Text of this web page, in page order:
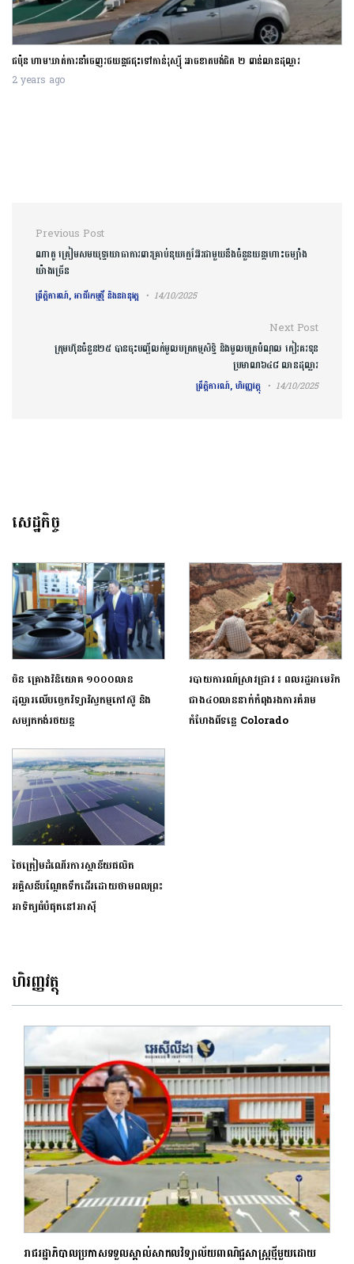
ជប៉ុន ហាមឃាត់ការនាំចេញរថយន្តជជុះទៅកាន់រុស្ស៊ី អាចខាតបង់ជិត ២ ពាន់លានដុល្លារ
2 years ago
Post navigation
Previous Post
ណាតូ ត្រៀមសមយុទ្ធយោធាការពារគ្រាប់នុយក្លេអ៊ែរជាមួយនឹងចំនួនយន្តហោះចម្បាំង
យ៉ាងច្រើន
ព្រឹត្តិការណ៍, អាជីវកម្មថ្មី និងនវានុវត្ត 14/10/2025
Next Post
ក្រុមហ៊ុនចំនួន២៥ បានចុះបញ្ជីលក់មូលបត្រកម្មសិទ្ធិ និងមូលបត្របំណុល កៀរគរទុន
ប្រមាណ៦៤៨ លានដុល្លារ
ព្រឹត្តិការណ៍, ហិរញ្ញវត្ថុ 14/10/2025
សេដ្ឋកិច្ច
ចិន គ្រោងវិនិយោគ ១០០០លាន
ដុល្លារលើបច្ចេកវិទ្យាវិស្វកម្មកៅស៊ូ និង
សម្បកកង់រថយន្ត
របាយការណ៍ស្រាវជ្រាវ ៖ ពលរដ្ឋអាមេរិក
ជាង៤០លាននាក់កំពុងរងការគំរាម
កំហែងពីទន្លេ Colorado
ថៃត្រៀមដំណើរការស្ថានីយផលិត
អគ្គិសនីបណ្តែតទឹកដើរដោយថាមពលព្រះ
អាទិត្យធំបំផុតនៅអាស៊ី
ហិរញ្ញវត្ថុ
រាជរដ្ឋាភិបាល​ប្រកាស​ទទួល​ស្គាល់​​សាកលវិទ្យាល័យ​ពាណិជ្ជសាស្ត្រ​ថ្មីមួយដោយ​